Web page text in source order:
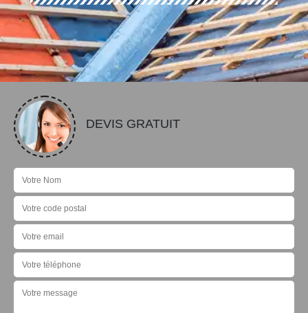
DEVIS GRATUIT